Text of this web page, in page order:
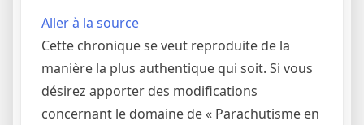
Aller à la source
Cette chronique se veut reproduite de la
manière la plus authentique qui soit. Si vous
désirez apporter des modifications
concernant le domaine de « Parachutisme en